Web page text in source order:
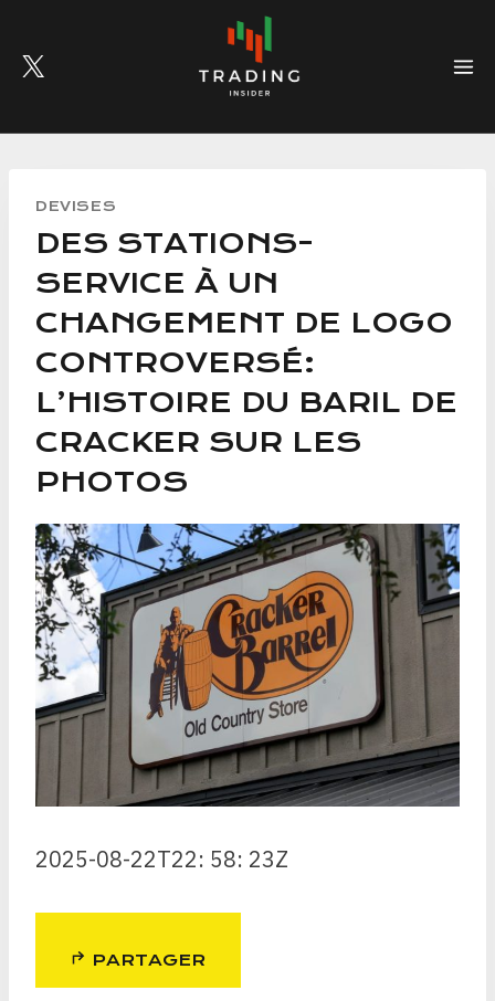
content
DEVISES
DES STATIONS-
SERVICE À UN
CHANGEMENT DE LOGO
CONTROVERSÉ:
L’HISTOIRE DU BARIL DE
CRACKER SUR LES
PHOTOS
2025-08-22T22: 58: 23Z
PARTAGER